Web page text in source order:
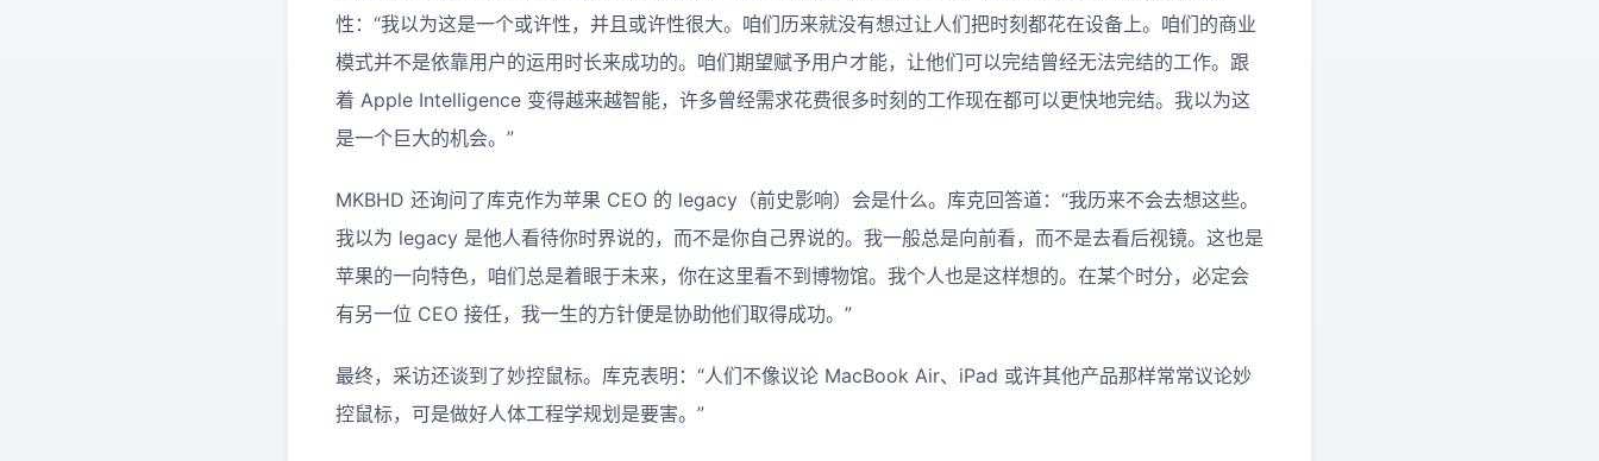
性：“我以为这是一个或许性，并且或许性很大。咱们历来就没有想过让人们把时刻都花在设备上。咱们的商业
模式并不是依靠用户的运用时长来成功的。咱们期望赋予用户才能，让他们可以完结曾经无法完结的工作。跟
着 Apple Intelligence 变得越来越智能，许多曾经需求花费很多时刻的工作现在都可以更快地完结。我以为这
是一个巨大的机会。”
MKBHD 还询问了库克作为苹果 CEO 的 legacy（前史影响）会是什么。库克回答道：“我历来不会去想这些。
我以为 legacy 是他人看待你时界说的，而不是你自己界说的。我一般总是向前看，而不是去看后视镜。这也是
苹果的一向特色，咱们总是着眼于未来，你在这里看不到博物馆。我个人也是这样想的。在某个时分，必定会
有另一位 CEO 接任，我一生的方针便是协助他们取得成功。”
最终，采访还谈到了妙控鼠标。库克表明：“人们不像议论 MacBook Air、iPad 或许其他产品那样常常议论妙
控鼠标，可是做好人体工程学规划是要害。”